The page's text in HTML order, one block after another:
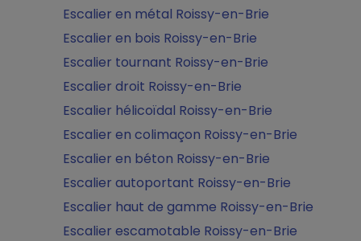
Escalier en métal Roissy-en-Brie
Escalier en bois Roissy-en-Brie
Escalier tournant Roissy-en-Brie
Escalier droit Roissy-en-Brie
Escalier hélicoïdal Roissy-en-Brie
Escalier en colimaçon Roissy-en-Brie
Escalier en béton Roissy-en-Brie
Escalier autoportant Roissy-en-Brie
Escalier haut de gamme Roissy-en-Brie
Escalier escamotable Roissy-en-Brie